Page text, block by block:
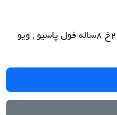
پیامبر - جواهریان , 110متر2خ 8ساله فول پاسیو , ویو